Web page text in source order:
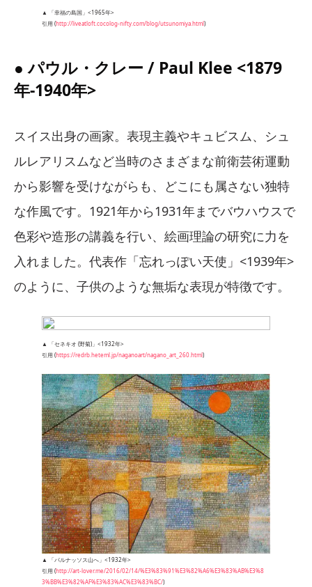
▲ 「幸福の島国」<1965年>
引用 (http://liveatloft.cocolog-nifty.com/blog/utsunomiya.html)
● パウル・クレー / Paul Klee <1879
年-1940年>
スイス出身の画家。表現主義やキュビスム、シュ
ルレアリスムなど当時のさまざまな前衛芸術運動
から影響を受けながらも、どこにも属さない独特
な作風です。1921年から1931年までバウハウスで
色彩や造形の講義を行い、絵画理論の研究に力を
入れました。代表作「忘れっぽい天使」<1939年>
のように、子供のような無垢な表現が特徴です。
▲ 「セネキオ (野菊)」<1932年>
引用 (https://redrb.heteml.jp/naganoart/nagano_art_260.html)
▲ 「パルナッソス山へ」<1932年>
引用 (http://art-lover.me/2016/02/14/%E3%83%91%E3%82%A6%E3%83%AB%E3%8
3%BB%E3%82%AF%E3%83%AC%E3%83%BC/)